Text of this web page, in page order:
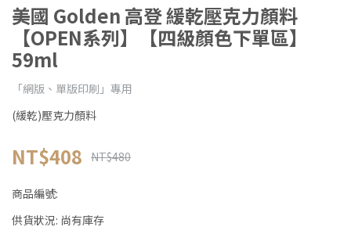
美國 Golden 高登 緩乾壓克力顏料
【OPEN系列】【四級顏色下單區】
59ml
「網版、單版印刷」專用
(緩乾)壓克力顏料
NT$408 NT$480
商品編號:
供貨狀況: 尚有庫存